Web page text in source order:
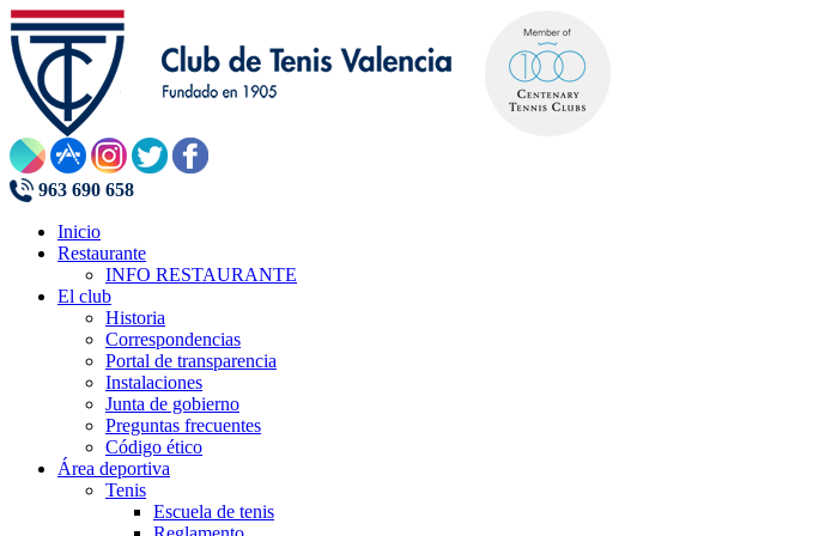
963 690 658
Inicio
Restaurante
INFO RESTAURANTE
El club
Historia
Correspondencias
Portal de transparencia
Instalaciones
Junta de gobierno
Preguntas frecuentes
Código ético
Área deportiva
Tenis
Escuela de tenis